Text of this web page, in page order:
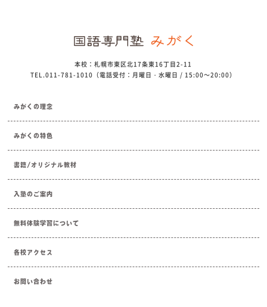
本校：札幌市東区北17条東16丁目2-11
TEL.011-781-1010（電話受付：月曜日・水曜日 / 15:00～20:00）
みがくの理念
みがくの特色
書籍/オリジナル教材
入塾のご案内
無料体験学習について
各校アクセス
お問い合わせ